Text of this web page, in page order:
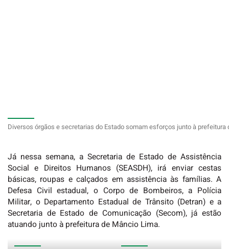
Diversos órgãos e secretarias do Estado somam esforços junto à
Já nessa semana, a Secretaria de Estado de Assistência
Social e Direitos Humanos (SEASDH), irá enviar cestas
básicas, roupas e calçados em assistência às famílias. A
Defesa Civil estadual, o Corpo de Bombeiros, a Polícia
Militar, o Departamento Estadual de Trânsito (Detran) e a
Secretaria de Estado de Comunicação (Secom), já estão
atuando junto à prefeitura de Mâncio Lima.